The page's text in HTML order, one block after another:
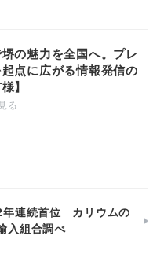
の魅力を全国へ。プレ
点に広がる情報発信の
】
る
年連続首位 カリウムの
入組合調べ